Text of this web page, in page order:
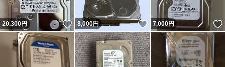
20,300円 いいね！
8,000円 いいね！
7,000円